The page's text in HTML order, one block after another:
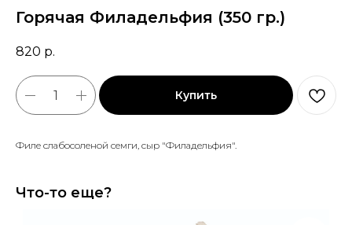
Горячая Филадельфия (350 гр.)
820 р.
Купить
Филе слабосоленой семги, сыр "Филадельфия".
Что-то еще?